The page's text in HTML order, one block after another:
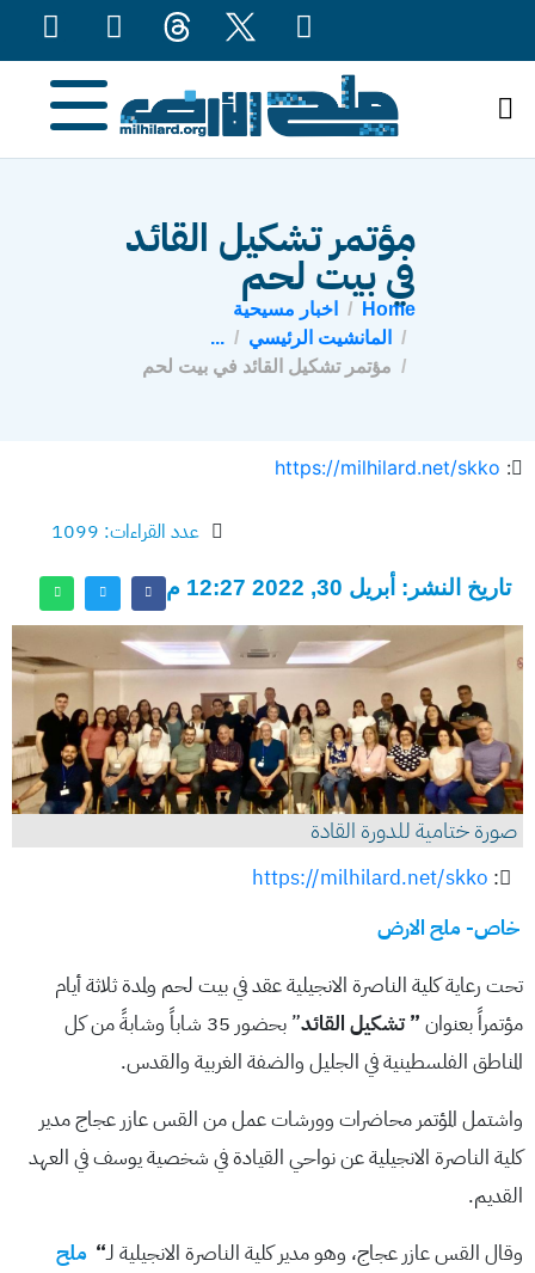
مؤتمر تشكيل القائد
في بيت لحم
Home
اخبار مسيحية
المانشيت الرئيسي
...
مؤتمر تشكيل القائد في بيت لحم
:
https://milhilard.net/skko
عدد القراءات: 1099
تاريخ النشر: أبريل 30, 2022 12:27 م
صورة ختامية للدورة القادة
:
https://milhilard.net/skko
خاص- ملح الارض
تحت رعاية كلية الناصرة الانجيلية عقد في بيت لحم ولمدة ثلاثة أيام
مؤتمراً بعنوان ” تشكيل القائد
” بحضور 35 شاباً وشابةً من كل
المناطق الفلسطينية في الجليل والضفة الغربية والقدس.
واشتمل المؤتمر محاضرات وورشات عمل من القس عازر عجاج مدير
كلية الناصرة الانجيلية عن نواحي القيادة في شخصية يوسف في العهد
القديم.
وقال القس عازر عجاج، وهو مدير كلية الناصرة الانجيلية لـ“ ملح